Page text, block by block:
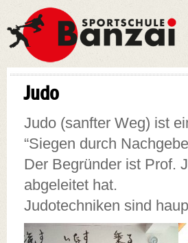
Judo
Judo (sanfter Weg) ist
“Siegen durch
Der Begründer ist Prof.
abgeleitet hat.
Judotechniken sind